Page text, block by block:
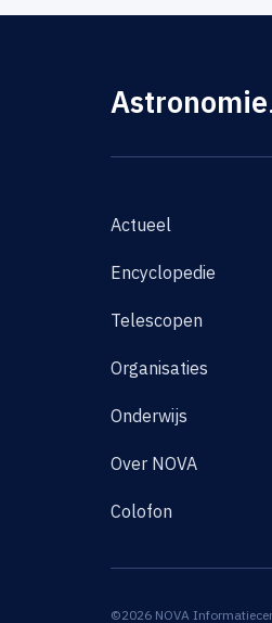
Astronomie
Actueel
Encyclopedie
Telescopen
Organisaties
Onderwijs
Over NOVA
Colofon
©2026 NOVA